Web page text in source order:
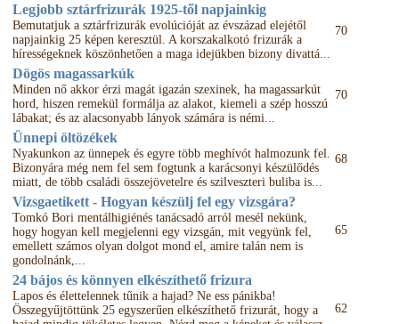
Legjobb sztárfrizurák 1925-től napjainkig
Bemutatjuk a sztárfrizurák evolúcióját az évszázad elejétől
napjainkig 25 képen keresztül. A korszakalkotó frizurák a
hírességeknek köszönhetően a maga idejükben bizony divattá...
70
Dögös magassarkúk
Minden nő akkor érzi magát igazán szexinek, ha magassarkút
hord, hiszen remekül formálja az alakot, kiemeli a szép hosszú
lábakat; és az alacsonyabb lányok számára is némi...
70
Ünnepi öltözékek
Nyakunkon az ünnepek és egyre több meghívót halmozunk fel.
Bizonyára még nem fel sem fogtunk a karácsonyi készülődés
miatt, de több családi összejövetelre és szilveszteri buliba is...
68
Vizsgaetikett - Hogyan készülj fel egy vizsgára?
Tomkó Bori mentálhigiénés tanácsadó arról mesél nekünk,
hogy hogyan kell megjelenni egy vizsgán, mit vegyünk fel,
emellett számos olyan dolgot mond el, amire talán nem is
gondolnánk,...
65
24 bájos és könnyen elkészíthető frizura
Lapos és élettelennek tűnik a hajad? Ne ess pánikba!
Összegyűjtöttünk 25 egyszerűen elkészíthető frizurát, hogy a
62